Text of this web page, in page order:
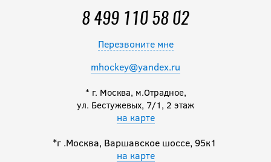
8 499 110 58 02
Перезвоните мне
mhockey@yandex.ru
* г. Москва, м.Отрадное,
ул. Бестужевых, 7/1, 2 этаж
на карте
*г .Москва, Варшавское шоссе, 95к1
на карте